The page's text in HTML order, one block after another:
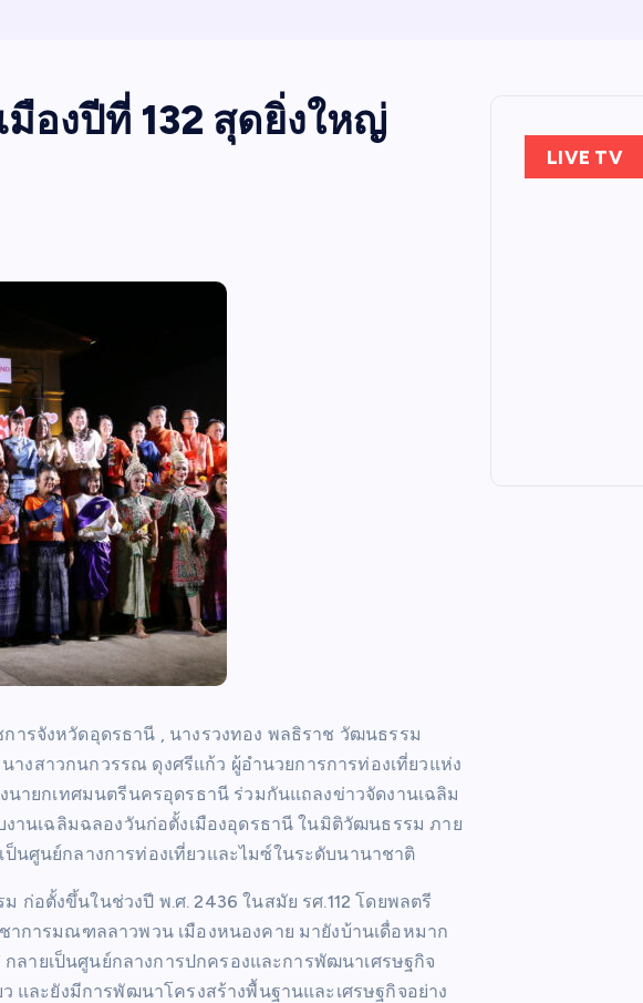
องปีที่ 132 สุดยิ่งใหญ่
รจังหวัดอุดรธานี , นางรวงทอง พลธิราช วัฒนธรรม
งสาวกนกวรรณ ดุงศรีแก้ว ผู้อำนวยการการท่องเที่ยวแห่ง
ายกเทศมนตรีนครอุดรธานี ร่วมกันแถลงข่าวจัดงานเฉลิม
านเฉลิมฉลองวันก่อตั้งเมืองอุดรธานี ในมิติวัฒนธรรม ภาย
นศูนย์กลางการท่องเที่ยวและไมซ์ในระดับนานาชาติ
อตั้งขึ้นในช่วงปี พ.ศ. 2436 ในสมัย รศ.112 โดยพลตรี
าการมณฑลลาวพวน เมืองหนองคาย มายังบ้านเดื่อหมาก
กลายเป็นศูนย์กลางการปกครองและการพัฒนาเศรษฐกิจ
และยังมีการพัฒนาโครงสร้างพื้นฐานและเศรษฐกิจอย่าง
LIVE TV